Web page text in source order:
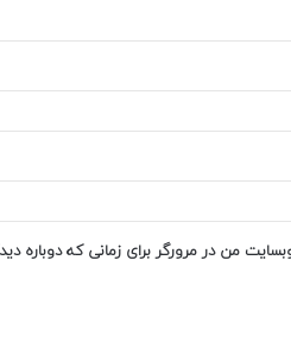
من در مرورگر برای زمانی که دوباره